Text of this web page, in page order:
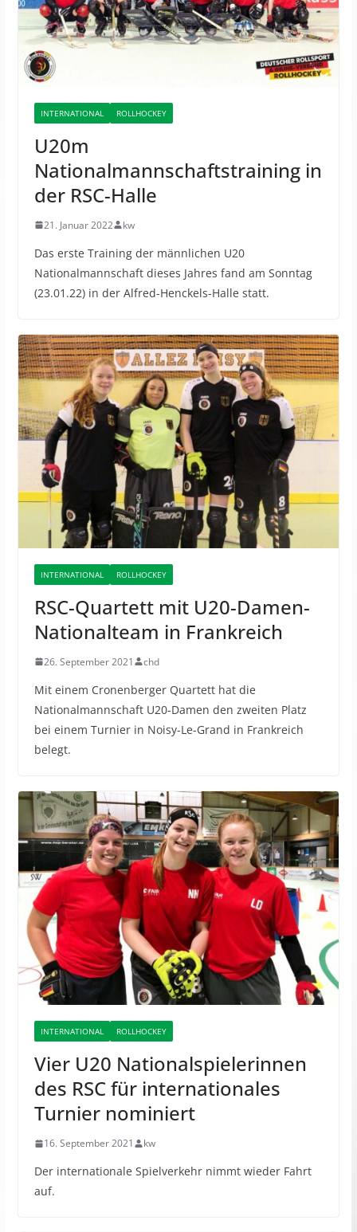
INTERNATIONAL ROLLHOCKEY
U20m
Nationalmannschaftstraining in
der RSC-Halle
21. Januar 2022 kw
Das erste Training der männlichen U20
Nationalmannschaft dieses Jahres fand am Sonntag
(23.01.22) in der Alfred-Henckels-Halle statt.
INTERNATIONAL ROLLHOCKEY
RSC-Quartett mit U20-Damen-
Nationalteam in Frankreich
26. September 2021 chd
Mit einem Cronenberger Quartett hat die
Nationalmannschaft U20-Damen den zweiten Platz
bei einem Turnier in Noisy-Le-Grand in Frankreich
belegt.
INTERNATIONAL ROLLHOCKEY
Vier U20 Nationalspielerinnen
des RSC für internationales
Turnier nominiert
16. September 2021 kw
Der internationale Spielverkehr nimmt wieder Fahrt
auf.